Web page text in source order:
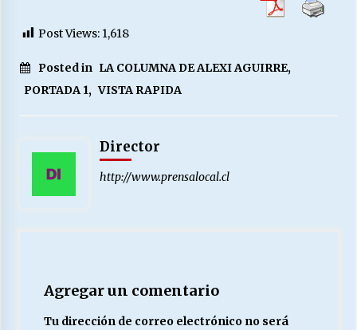
Post Views: 1,618
Posted in LA COLUMNA DE ALEXI AGUIRRE,
PORTADA 1, VISTA RAPIDA
Director
http://www.prensalocal.cl
Agregar un comentario
Tu dirección de correo electrónico no será